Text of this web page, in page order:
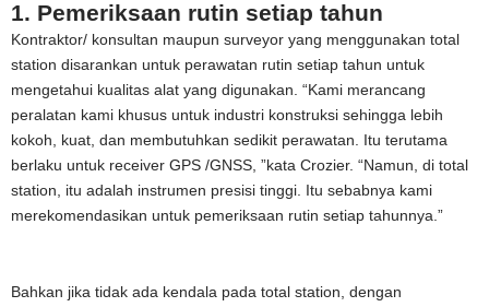
1. Pemeriksaan rutin setiap tahun
Kontraktor/ konsultan maupun surveyor yang menggunakan total
station disarankan untuk perawatan rutin setiap tahun untuk
mengetahui kualitas alat yang digunakan. “Kami merancang
peralatan kami khusus untuk industri konstruksi sehingga lebih
kokoh, kuat, dan membutuhkan sedikit perawatan. Itu terutama
berlaku untuk receiver GPS /GNSS, ”kata Crozier. “Namun, di total
station, itu adalah instrumen presisi tinggi. Itu sebabnya kami
merekomendasikan untuk pemeriksaan rutin setiap tahunnya.”
Bahkan jika tidak ada kendala pada total station, dengan